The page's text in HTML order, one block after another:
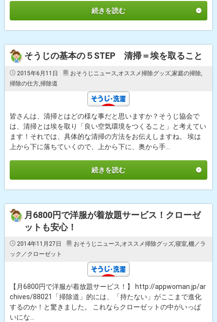
続きを読む
そうじの基本の５STEP 清掃＝埃を取ること
2015年6月11日 おそうじニュース,オススメ掃除グッズ,家庭の掃除,
掃除の仕方,掃除道
皆さんは、清掃とはどの様な事だと思いますか？そうじ協会で
は、清掃とは埃を取り「良い空気環境をつくること」と考えてい
ます！それでは、具体的な清掃の方法をお伝えしますね。 埃は
上から下に落ちていくので、上から下に、奥から手...
続きを読む
月6800円で洋服が着放題サービス！クローゼ
ットも安心！
2014年11月27日 おそうじニュース,オススメ掃除グッズ,寝室,棚／ラ
ック／クローゼット
【月6800円で洋服が着放題サービス！】 http://appwoman.jp/ar
chives/88021「掃除道」的には、「持たない」がここまで進化
するのか！と驚きました。 これならクローゼットの中がいっぱ
いにな...